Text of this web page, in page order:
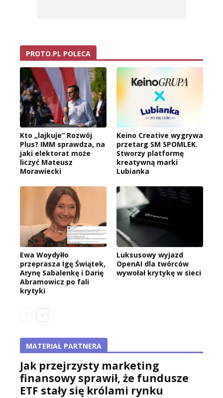
PROTO.PL POLECA
Kto „lajkuje” Rozwój
Plus? IMM sprawdza, na
jaki elektorat może
liczyć Mateusz
Morawiecki
Keino Creative wygrywa
przetarg SM SPOMLEK.
Stworzy platformę
kreatywną marki
Lubianka
Ewa Woydyłło
przeprasza Igę Świątek,
Arynę Sabalenkę i Darię
Abramowicz po fali
krytyki
Luksusowy wyjazd
OpenAI dla twórców
wywołał krytykę w sieci
MATERIAŁ PARTNERA
Jak przejrzysty marketing
finansowy sprawił, że fundusze
ETF stały się królami rynku